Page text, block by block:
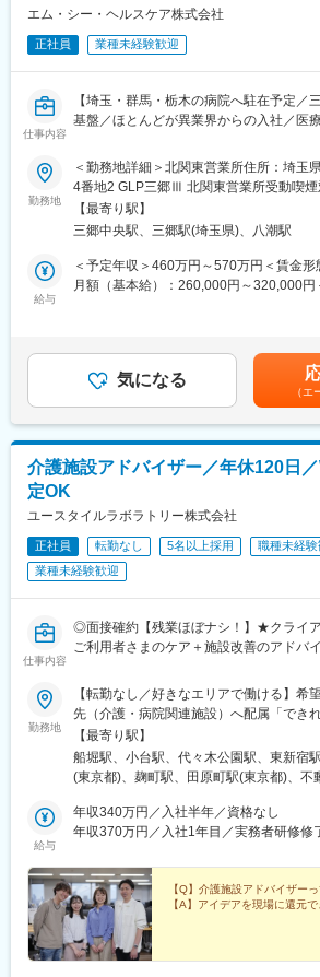
えます。家族のように温かいスタッフた
こでくらしたい」と思ってもらえるよう
ます。
変更の範囲：本文参照
※医療材料とは？：注射やガーゼなど病院
（2）医療製品の購入価格削減
医療材料の価格は、地域や病院の間で大
社が、医療スタッフとメーカー、ディー
価格で安定的な調達を実現します。
・メーカー、ディーラー（販売代理店）
・コストが低い製品を採用するために、
フへの提案
※医療スタッフの意向を確認し、コストと
■入社後のサポート体制：
・基本的にOJTにて現場を学んでいただ
にサポートしていくので、初めての方も
・基本的に、病院へ常駐するスタイルで
じ部署のスタッフが常に気にかけてくれ
消される環境です。
※埼玉・群馬・栃木エリア担当
・医療機関の課題やお困りごとの解決に
様に向き合う時間が増え、患者様への貢
・医療の最前線で働く方からの信頼と期
間は、日本の医療を支える存在であるこ
変更の範囲：会社の定める業務
エム・シー・ヘルスケア株式会社
正社員 業種未経験歓迎
仕事内容
【埼玉・群馬・栃木の病院へ駐在予定／
基盤／ほとんどが異業界からの入社／医
■職務内容：
当社は、病院経営のパートナーとして、
や医薬品の調達、物品管理や、医療材料
行っております。
本ポジションでは、基本的には顧客とな
場の後方支援に必要な業務に取り組んで
（1）病院内の物流管理（SPD）
・医療材料や医薬品の調達代行
└材料の仕分けや納品作業はパートさんが
のため、パートさんの業務サポートやシ
※医療材料とは？：注射やガーゼなど病院
（2）医療製品の購入価格削減
医療材料の価格は、地域や病院の間で大
【実施内容】
・コストが低い製品を採用するために、
フへの提案
※医療スタッフの意向を確認し、コスト
善に向けた提案・各所の調整を行います。
・2～3年程度をめどに、商材知識を身に
・まずは現場に慣れていただき、その後
・基本的にOJTにて現場を学んでいただ
にサポートしていくので、初めての方も
・基本的に、病院へ常駐するスタイルで
じ部署のスタッフが常に気にかけてくれ
消される環境です。
※埼玉・群馬・栃木エリア担当
勤務地
＜勤務地詳細＞北関東営業所住所：埼玉
4番地2 GLP三郷Ⅲ 北関東営業所受動喫
の範囲：会社の定める事業所
【最寄り駅】
三郷中央駅、三郷駅(埼玉県)、八潮駅
給与
＜予定年収＞460万円～570万円＜賃金形
月額（基本給）：260,000円～320,000
くまでも目安の金額であり、選考を通じ
ます。月給(月額)は固定手当を含めた表
気になる
（エ
介護施設アドバイザー／年休120日
定OK
ユースタイルラボラトリー株式会社
正社員 転勤なし 5名以上採用
職種未経験
業種未経験歓迎
仕事内容
◎面接確約【残業ほぼナシ！】★クライ
ご利用者さまのケア＋施設改善のアドバ
勤務地
【転勤なし／好きなエリアで働ける】希
先（介護・病院関連施設）へ配属「でき
経験なので先輩スタッフと一緒に働きた
━━【配属エリア】━━＜1＞北海道・東
城、福島＜2＞北関東／茨城、栃木、群馬
岡、岐阜＜6＞関西／大阪、京都、兵庫、
四国／広島※、岡山※＜8＞九州／福岡、熊
長期的に築くことができます！（※印の
です）☆勤務地住所は一例となります。
働き方も】━━将来的に地元を離れたい方
後、東京神奈川など首都圏への転勤も可
会社負担）もあり、早期キャリアアップ
【最寄り駅】
船堀駅、小台駅、代々木公園駅、東新宿
(東京都)、麹町駅、田原町駅(東京都)、不
駅(函館本線)、新道東駅、西２８丁目駅、
駅、北仙台駅、泉中央駅、作並駅、境町
駅、和光市駅、岩槻駅、志久駅、戸塚安
六実駅、常盤平駅、みどり台駅、柏駅、
谷駅、横浜駅、辻堂駅、淵野辺駅、いず
新潟駅、見附駅、名鉄岐阜駅、松本駅、
駅(静岡県)、小垣江駅、北新川駅、神領駅
給与
年収340万円／入社半年／資格なし
年収370万円／入社1年目／実務者研修修
【Q】介護施設アドバイザー
【A】アイデアを現場に還元